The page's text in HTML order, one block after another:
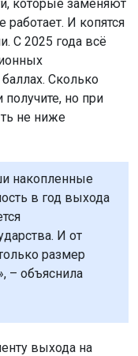
которые заменяют
работает. И копятся
С 2025 года всё
Сколько
получите, но при
не ниже
накопленные
в год выхода
И от
размер
– объяснила
выхода на